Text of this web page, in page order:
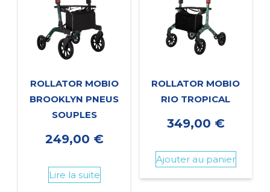
ROLLATOR MOBIO
BROOKLYN PNEUS
SOUPLES
249,00 €
Lire la suite
ROLLATOR MOBIO
RIO TROPICAL
349,00 €
Ajouter au panier